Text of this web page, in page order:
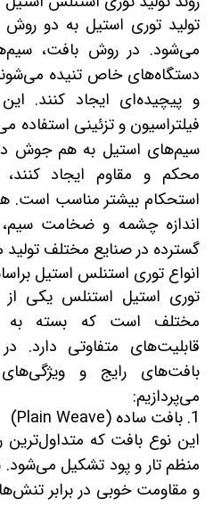
تولید توری استیل به دو
می‌شود. در روش بافت،
دستگاه‌های خاص تنیده
و پیچیده‌ای ایجاد کنند.
فیلتراسیون و تزئینی
سیم‌های استیل به هم جوش
محکم و مقاوم ایجاد کنند،
استحکام بیشتر مناسب است.
اندازه چشمه و ضخامت سیم،
گسترده در صنایع مختلف تولید
انواع توری استنلس استیل
توری استیل استنلس یکی از
مختلف است که بسته به
قابلیت‌های متفاوتی دارد.
بافت‌های رایج و
می‌پردازیم:
1. بافت ساده (Plain Weave)
این نوع بافت که
منظم تار و پود تشکیل می‌شود.
و مقاومت خوبی در برابر